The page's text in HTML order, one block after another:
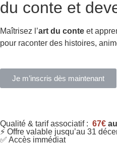
du conte et
Maîtrisez l’art du conte et
pour raconter des histoires,
Je m’inscris dès maintenant
Qualité & tarif associatif : 67€
⚡ Offre valable jusqu’au 31
✅ Accès immédiat